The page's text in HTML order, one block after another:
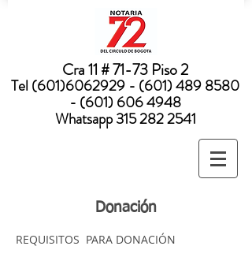
Cra 11 # 71-73 Piso 2
Tel (601)6062929 - (601) 4898580
- (601) 606 4948
Whatsapp315 282 2541
Donación
REQUISITOS PARA DONACIÓN